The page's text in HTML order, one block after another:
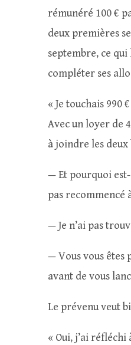
rémunéré 100 €
deux premières
septembre, ce
compléter ses
« Je touchais 990
Avec un loyer de
à joindre les deux
— Et pourquoi est-
pas recommencé
— Je n’ai pas
— Vous vous êtes
avant de vous
Le prévenu veut
« Oui, j’ai réfléchi